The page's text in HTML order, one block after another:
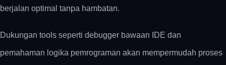
berjalan optimal tanpa hambatan.
Dukungan tools seperti debugger bawaan IDE dan
pemahaman logika pemrograman akan mempermudah proses